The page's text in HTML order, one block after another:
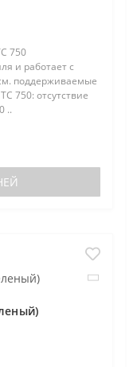
750
и работает с
поддерживаемые
750: отсутствие
..